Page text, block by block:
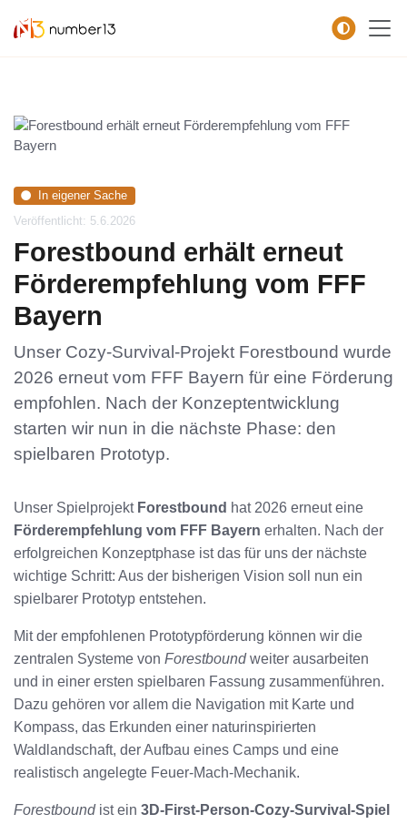
In eigener Sache
Veröffentlicht: 5.6.2026
Forestbound erhält erneut
Förderempfehlung vom FFF
Bayern
Unser Cozy-Survival-Projekt Forestbound wurde
2026 erneut vom FFF Bayern für eine Förderung
empfohlen. Nach der Konzeptentwicklung
starten wir nun in die nächste Phase: den
spielbaren Prototyp.
Unser Spielprojekt Forestbound hat 2026 erneut eine
Förderempfehlung vom FFF Bayern erhalten. Nach der
erfolgreichen Konzeptphase ist das für uns der nächste
wichtige Schritt: Aus der bisherigen Vision soll nun ein
spielbarer Prototyp entstehen.
Mit der empfohlenen Prototypförderung können wir die
zentralen Systeme von Forestbound weiter ausarbeiten
und in einer ersten spielbaren Fassung zusammenführen.
Dazu gehören vor allem die Navigation mit Karte und
Kompass, das Erkunden einer naturinspirierten
Waldlandschaft, der Aufbau eines Camps und eine
realistisch angelegte Feuer-Mach-Mechanik.
Forestbound ist ein 3D-First-Person-Cozy-Survival-Spiel